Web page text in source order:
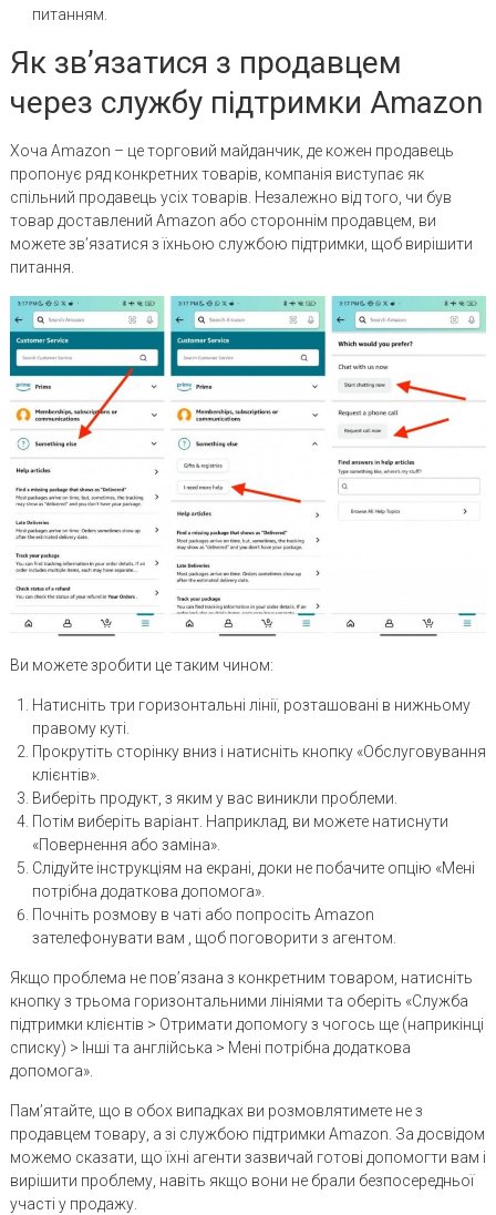
питанням.
Як зв’язатися з продавцем
через службу підтримки Amazon
Хоча Amazon – це торговий майданчик, де кожен продавець
пропонує ряд конкретних товарів, компанія виступає як
спільний продавець усіх товарів. Незалежно від того, чи був
товар доставлений Amazon або стороннім продавцем, ви
можете зв’язатися з їхньою службою підтримки, щоб вирішити
питання.
Ви можете зробити це таким чином:
Натисніть три горизонтальні лінії, розташовані в нижньому
правому куті.
Прокрутіть сторінку вниз і натисніть кнопку «Обслуговування
клієнтів».
Виберіть продукт, з яким у вас виникли проблеми.
Потім виберіть варіант. Наприклад, ви можете натиснути
«Повернення або заміна».
Слідуйте інструкціям на екрані, доки не побачите опцію «Мені
потрібна додаткова допомога».
Почніть розмову в чаті або попросіть Amazon
зателефонувати вам , щоб поговорити з агентом.
Якщо проблема не пов’язана з конкретним товаром, натисніть
кнопку з трьома горизонтальними лініями та оберіть «Служба
підтримки клієнтів > Отримати допомогу з чогось ще (наприкінці
списку) > Інші та англійська > Мені потрібна додаткова
допомога».
Пам’ятайте, що в обох випадках ви розмовлятимете не з
продавцем товару, а зі службою підтримки Amazon. За досвідом
можемо сказати, що їхні агенти зазвичай готові допомогти вам і
вирішити проблему, навіть якщо вони не брали безпосередньої
участі у продажу.